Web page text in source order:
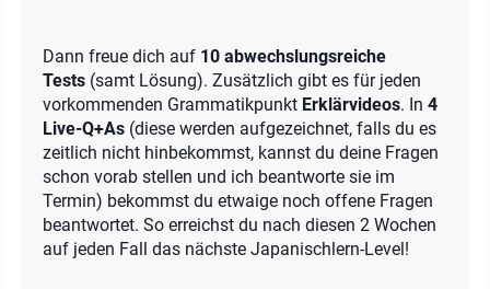
Dann freue dich auf 10 abwechslungsreiche
Tests (samt Lösung). Zusätzlich gibt es für jeden
vorkommenden Grammatikpunkt Erklärvideos. In 4
Live-Q+As (diese werden aufgezeichnet, falls du es
zeitlich nicht hinbekommst, kannst du deine Fragen
schon vorab stellen und ich beantworte sie im
Termin) bekommst du etwaige noch offene Fragen
beantwortet. So erreichst du nach diesen 2 Wochen
auf jeden Fall das nächste Japanischlern-Level!